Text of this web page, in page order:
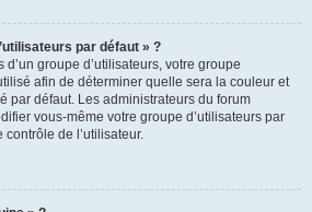
par défaut » ?
groupe d’utilisateurs, votre groupe
afin de déterminer quelle sera la couleur et
par défaut. Les administrateurs du forum
vous-même votre groupe d’utilisateurs par
de l’utilisateur.